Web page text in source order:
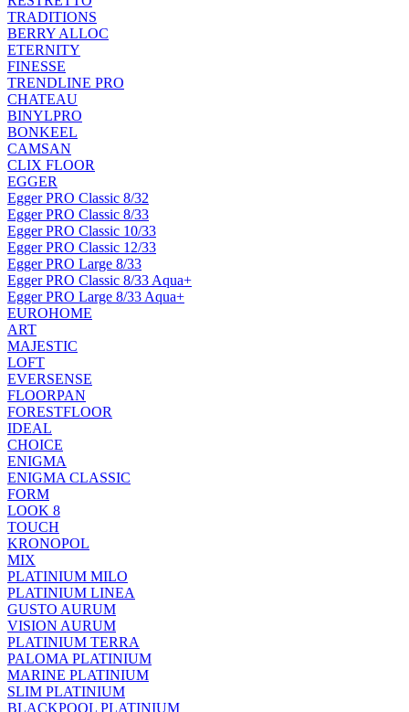
TRADITIONS
BERRY ALLOC
ETERNITY
FINESSE
TRENDLINE PRO
CHATEAU
BINYLPRO
BONKEEL
CAMSAN
CLIX FLOOR
EGGER
Egger PRO Classic 8/32
Egger PRO Classic 8/33
Egger PRO Classic 10/33
Egger PRO Classic 12/33
Egger PRO Large 8/33
Egger PRO Classic 8/33 Aqua+
Egger PRO Large 8/33 Aqua+
EUROHOME
ART
MAJESTIC
LOFT
EVERSENSE
FLOORPAN
FORESTFLOOR
IDEAL
CHOICE
ENIGMA
ENIGMA CLASSIC
FORM
LOOK 8
TOUCH
KRONOPOL
MIX
PLATINIUM MILO
PLATINIUM LINEA
GUSTO AURUM
VISION AURUM
PLATINIUM TERRA
PALOMA PLATINIUM
MARINE PLATINIUM
SLIM PLATINIUM
BLACKPOOL PLATINIUM